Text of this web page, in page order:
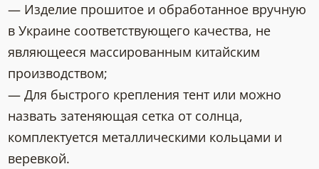
— Изделие прошитое и обработанное вручную
в Украине соответствующего качества, не
являющееся массированным китайским
производством;
— Для быстрого крепления тент или можно
назвать затеняющая сетка от солнца,
комплектуется металлическими кольцами и
веревкой.